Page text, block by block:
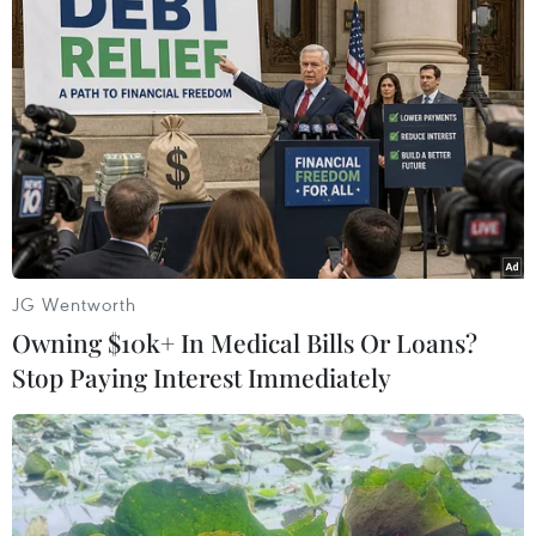
Ông khẳng định đội tuyển sẽ nỗ lực tối đa để có
được kết quả tốt trước đối thủ mạnh đến từ Tây
Á./.
(TTXVN/Vietnam+)
JG Wentworth
Owning $10k+ In Medical Bills Or Loans?
Stop Paying Interest Immediately